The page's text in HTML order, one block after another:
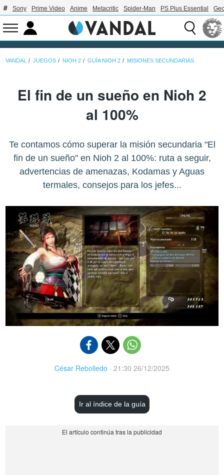
Sony Prime Video Anime Metacritic Spider-Man PS Plus Essential
VANDAL JUEGOS NIOH 2 GUÍA NIOH 2 MISIONES SECUNDARIAS
El fin de un sueño en Nioh 2
al 100%
Te contamos cómo superar la misión secundaria "El
fin de un sueño" en Nioh 2 al 100%: ruta a seguir,
advertencias de amenazas, Kodamas y Aguas
termales, consejos para los jefes...
César Rebolledo · 21:30 26/12/2025
Ir al índice de la guía